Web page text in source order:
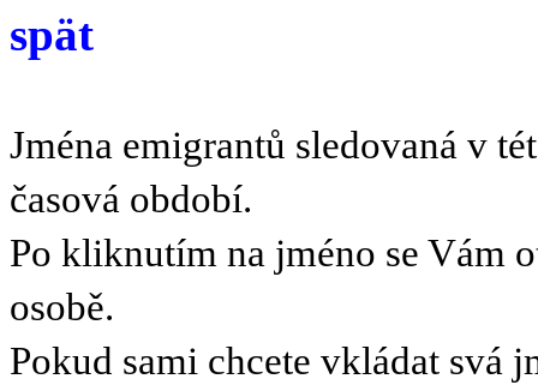
spät
Jména emigrantů sledovaná v
časová období.
Po kliknutím na jméno se Vám
osobě.
Pokud sami chcete vkládat svá